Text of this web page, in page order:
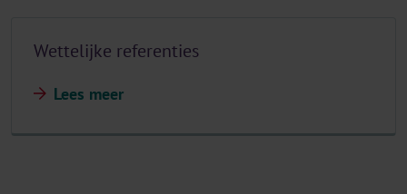
Wettelijke referenties
Lees meer